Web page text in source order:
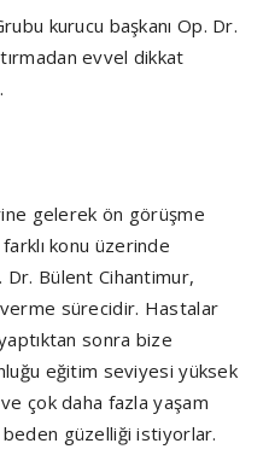
kurucu başkanı Op. Dr.
evvel dikkat
gelerek ön görüşme
konu üzerinde
Dr. Bülent Cihantimur,
sürecidir. Hastalar
sonra bize
eğitim seviyesi yüksek
çok daha fazla yaşam
güzelliği istiyorlar.